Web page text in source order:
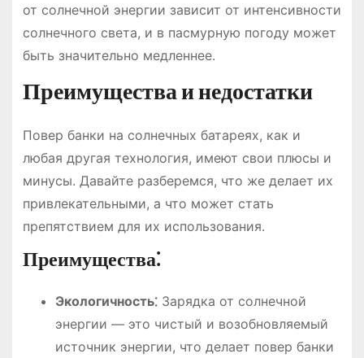
от солнечной энергии зависит от интенсивности
солнечного света, и в пасмурную погоду может
быть значительно медленнее.
Преимущества и недостатки
Повер банки на солнечных батареях, как и
любая другая технология, имеют свои плюсы и
минусы. Давайте разберемся, что же делает их
привлекательными, а что может стать
препятствием для их использования.
Преимущества⁚
Экологичность⁚Зарядка от солнечной
энергии — это чистый и возобновляемый
источник энергии, что делает повер банки